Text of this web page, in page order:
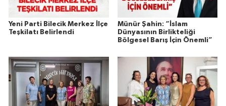
Yeni Parti Bilecik Merkez İlçe
Teşkilatı Belirlendi
Münür Şahin: “İslam
Dünyasının Birlikteliği
Bölgesel Barış İçin Önemli”